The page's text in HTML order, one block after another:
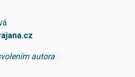
autora